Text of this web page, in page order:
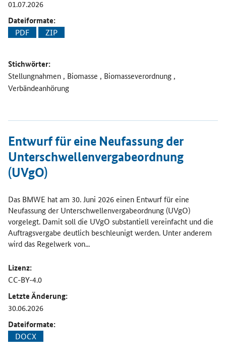
01.07.2026
Dateiformate:
PDF ZIP
Stichwörter:
Stellungnahmen , Biomasse , Biomasseverordnung ,
Verbändeanhörung
Entwurf für eine Neufassung der
Unterschwellenvergabeordnung
(UVgO)
Das BMWE hat am 30. Juni 2026 einen Entwurf für eine
Neufassung der Unterschwellenvergabeordnung (UVgO)
vorgelegt. Damit soll die UVgO substantiell vereinfacht und die
Auftragsvergabe deutlich beschleunigt werden. Unter anderem
wird das Regelwerk von...
Lizenz:
CC-BY-4.0
Letzte Änderung:
30.06.2026
Dateiformate:
DOCX
Öffnet Einzelsicht